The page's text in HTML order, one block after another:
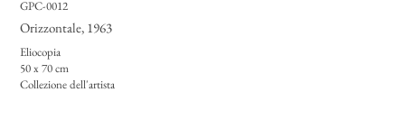
GPC-0012
Orizzontale, 1963
Eliocopia
50 x 70 cm
Collezione dell'artista